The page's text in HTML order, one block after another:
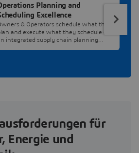
Planning and
Excellence
& Operators schedule what they
and execute what they schedule on
integrated supply chain planning
für
Energie und